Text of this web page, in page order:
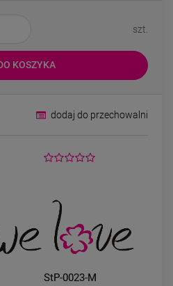
Pierścionek STAL
CHIRURGICZNA
39,00 zł
szt.
KOSZYKA
dodaj do przechowalni
StP-0023-M